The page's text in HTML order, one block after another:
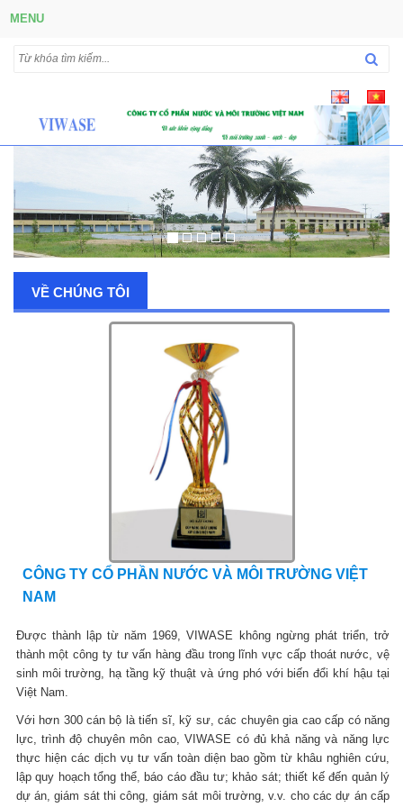
MENU
VỀ CHÚNG TÔI
CÔNG TY CỔ PHẦN NƯỚC VÀ MÔI TRƯỜNG VIỆT
NAM
Được thành lập từ năm 1969, VIWASE không ngừng phát triển, trở
thành một công ty tư vấn hàng đầu trong lĩnh vực cấp thoát nước, vệ
sinh môi trường, hạ tầng kỹ thuật và ứng phó với biến đổi khí hậu tại
Việt Nam.
Với hơn 300 cán bộ là tiến sĩ, kỹ sư, các chuyên gia cao cấp có năng
lực, trình độ chuyên môn cao, VIWASE có đủ khả năng và năng lực
thực hiện các dịch vụ tư vấn toàn diện bao gồm từ khâu nghiên cứu,
lập quy hoạch tổng thể, báo cáo đầu tư; khảo sát; thiết kế đến quản lý
dự án, giám sát thi công, giám sát môi trường, v.v. cho các dự án cấp